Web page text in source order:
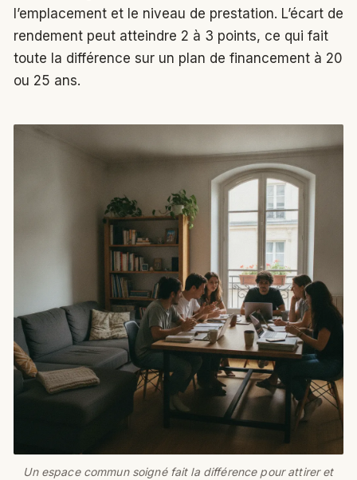
l’emplacement et le niveau de prestation. L’écart de
rendement peut atteindre 2 à 3 points, ce qui fait
toute la différence sur un plan de financement à 20
ou 25 ans.
Un espace commun soigné fait la différence pour attirer et